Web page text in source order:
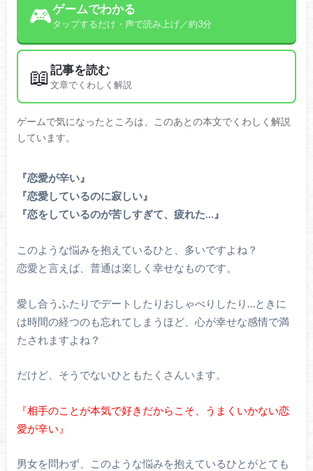
🎮ゲームでわかる
タップするだけ・声で読み上げ／約3分
📖記事を読む
文章でくわしく解説
ゲームで気になったところは、このあとの本文でくわしく解説
しています。
『恋愛が辛い』
『恋愛しているのに寂しい』
『恋をしているのが苦しすぎて、疲れた…』
このような悩みを抱えているひと、多いですよね？
恋愛と言えば、普通は楽しく幸せなものです。
愛し合うふたりでデートしたりおしゃべりしたり…ときに
は時間の経つのも忘れてしまうほど、心が幸せな感情で満
たされますよね？
だけど、そうでないひともたくさんいます。
『相手のことが本気で好きだからこそ、うまくいかない恋
愛が辛い』
男女を問わず、このような悩みを抱えているひとがとても